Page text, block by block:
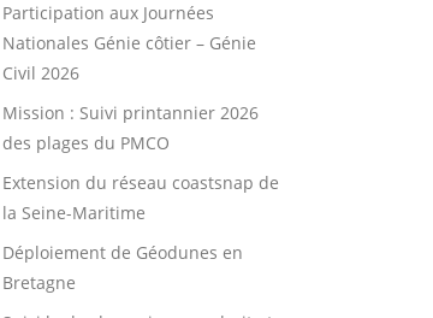
Participation aux Journées
Nationales Génie côtier – Génie
Civil 2026
Mission : Suivi printannier 2026
des plages du PMCO
Extension du réseau coastsnap de
la Seine-Maritime
Déploiement de Géodunes en
Bretagne